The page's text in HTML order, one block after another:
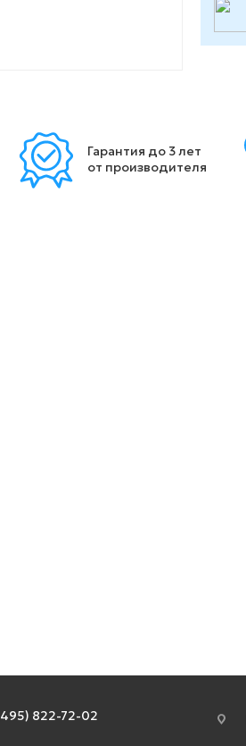
Гарантия до 3 лет
от производителя
822-72-02